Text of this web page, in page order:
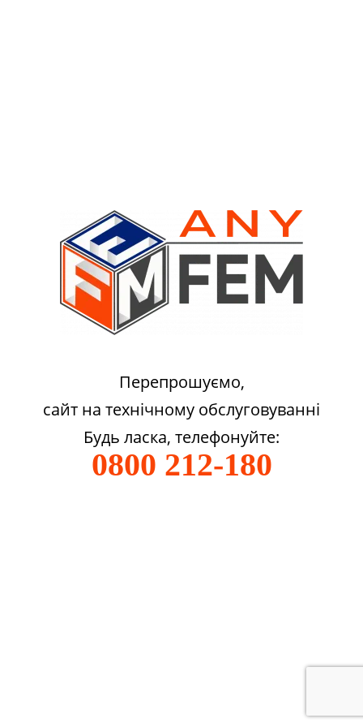
Перепрошуємо,
сайт на технічному обслуговуванні
Будь ласка, телефонуйте:
0800 212-180